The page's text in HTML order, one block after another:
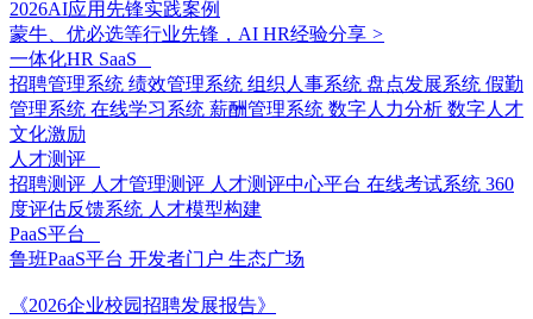
2026AI应用先锋实践案例
蒙牛、优必选等行业先锋，AI HR经验分享 >
一体化HR SaaS
招聘管理系统 绩效管理系统 组织人事系统 盘点发展系统 假勤
管理系统 在线学习系统 薪酬管理系统 数字人力分析 数字人才
文化激励
人才测评
招聘测评 人才管理测评 人才测评中心平台 在线考试系统 360
度评估反馈系统 人才模型构建
PaaS平台
鲁班PaaS平台 开发者门户 生态广场
《2026企业校园招聘发展报告》